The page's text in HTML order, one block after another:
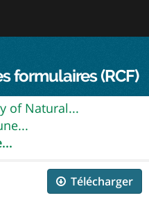
formulaires (RCF)
of Natural...
Télécharger